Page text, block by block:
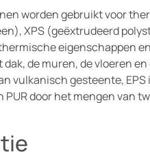
worden gebruikt voor
XPS (geëxtrudeerd
eigenschappen
de muren, de vloeren
vulkanisch gesteente,
door het mengen van